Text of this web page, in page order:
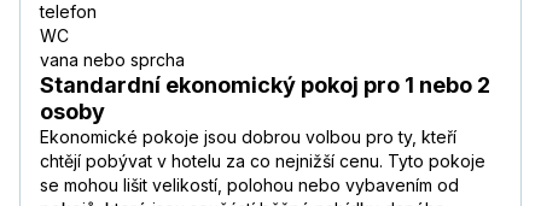
telefon
WC
vana nebo sprcha
Standardní ekonomický pokoj pro 1 nebo 2
osoby
Ekonomické pokoje jsou dobrou volbou pro ty, kteří
chtějí pobývat v hotelu za co nejnižší cenu. Tyto pokoje
se mohou lišit velikostí, polohou nebo vybavením od